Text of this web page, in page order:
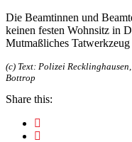
Die Beamtinnen und
keinen festen Wohnsitz in
Mutmaßliches
(c) Text: Polizei
Bottrop
Share this: